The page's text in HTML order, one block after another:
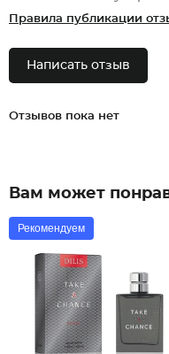
Правила публикации
Написать отзыв
Отзывов пока нет
Вам может
Рекомендуем